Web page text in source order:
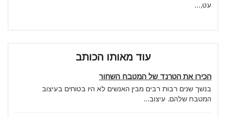
עט,...
עוד מאותו הכותב
הכירו את הטרנד של המטבח השחור
בנשך שנים רבות רבים מבין האנשים לא היו בטוחים בעיצוב
המטבח שלהם. עיצוב...